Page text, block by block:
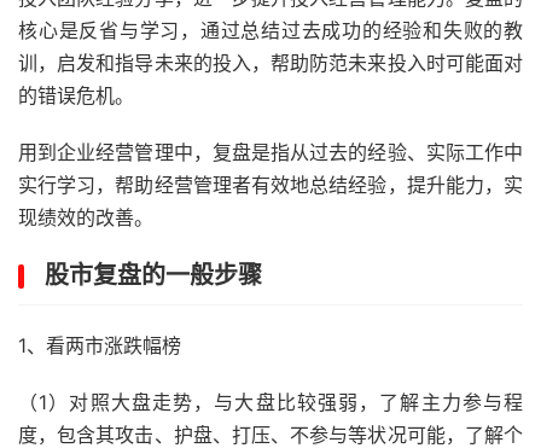
核心是反省与学习，通过总结过去成功的经验和失败的教
训，启发和指导未来的投入，帮助防范未来投入时可能面对
的错误危机。
用到企业经营管理中，复盘是指从过去的经验、实际工作中
实行学习，帮助经营管理者有效地总结经验，提升能力，实
现绩效的改善。
股市复盘的一般步骤
1、看两市涨跌幅榜
（1）对照大盘走势，与大盘比较强弱，了解主力参与程
度，包含其攻击、护盘、打压、不参与等状况可能，了解个